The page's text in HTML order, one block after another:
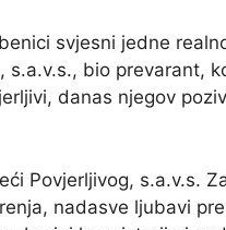
svjesni jedne
bio prevarant,
danas njegov
Povjerljivog, s.a.v.s.
nadasve ljubavi